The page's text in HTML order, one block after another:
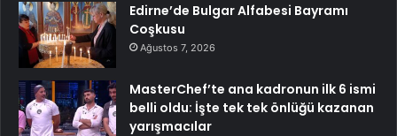
Edirne’de Bulgar Alfabesi Bayramı
Coşkusu
Ağustos 7, 2026
MasterChef’te ana kadronun ilk 6 ismi
belli oldu: İşte tek tek önlüğü kazanan
yarışmacılar